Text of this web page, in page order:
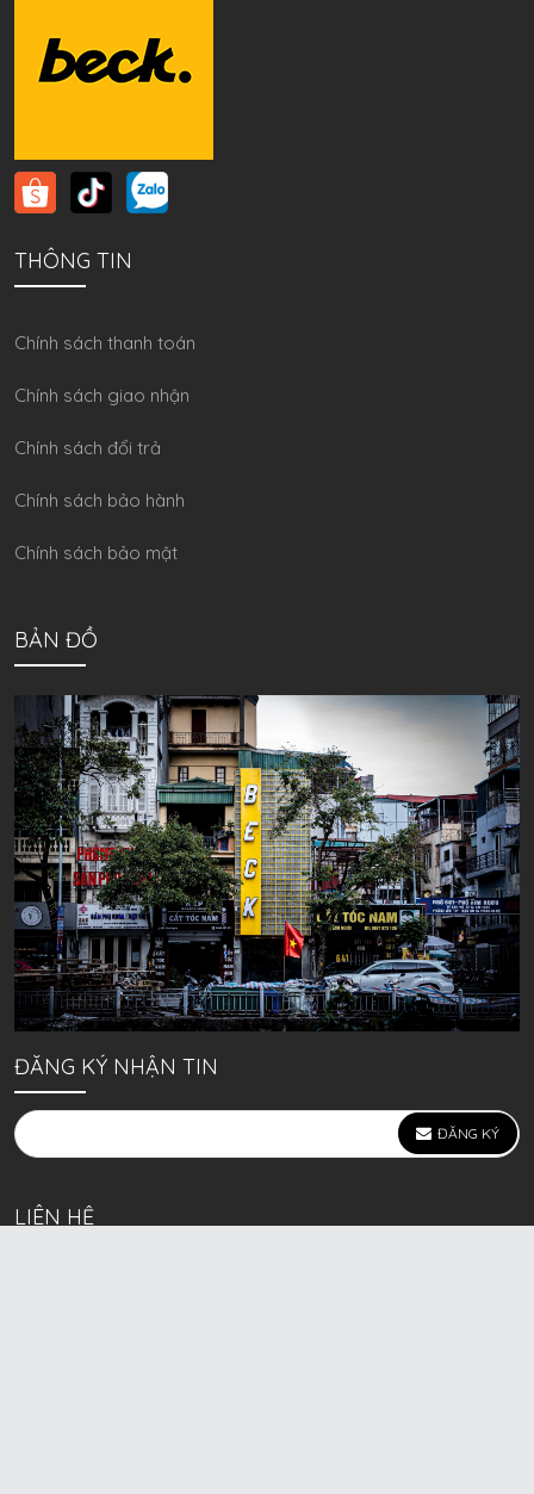
THÔNG TIN
Chính sách thanh toán
Chính sách giao nhận
Chính sách đổi trả
Chính sách bảo hành
Chính sách bảo mật
BẢN ĐỒ
ĐĂNG KÝ NHẬN TIN
ĐĂNG KÝ
LIÊN HỆ